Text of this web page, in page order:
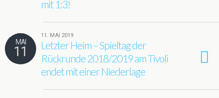
mit 1:3!
MAI
11
11. MAI 2019
Letzter Heim – Spieltag der
Rückrunde 2018/2019 am Tivoli
endet mit einer Niederlage